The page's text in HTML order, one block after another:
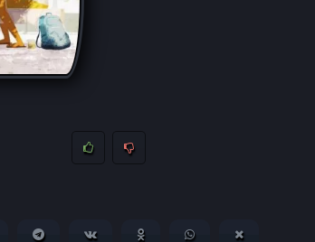
Копировать ссылкуПоделиться в Telegram
Поделиться ВКонтакте
Поделиться вПоделиться в